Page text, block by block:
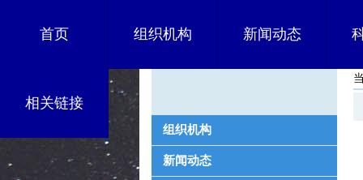
首页 组织机构 新闻动态
相关链接
组织机构
新闻动态